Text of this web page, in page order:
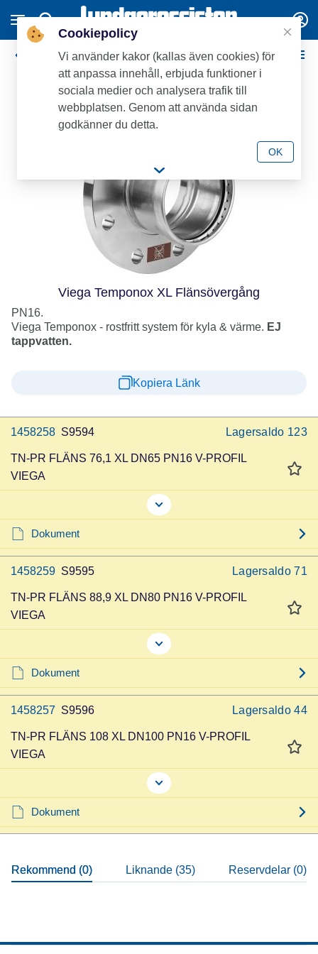
Viega Temponox pressdelar XL
Viega Temponox XL Flänsövergång
PN16.
Viega Temponox - rostfritt system för kyla & värme. EJ
tappvatten.
Kopiera Länk
1458258 S9594 Lagersaldo 123
TN-PR FLÄNS 76,1 XL DN65 PN16 V-PROFIL
VIEGA
Dokument
1458259 S9595 Lagersaldo 71
TN-PR FLÄNS 88,9 XL DN80 PN16 V-PROFIL
VIEGA
Dokument
1458257 S9596 Lagersaldo 44
TN-PR FLÄNS 108 XL DN100 PN16 V-PROFIL
VIEGA
Dokument
Rekommend (0) Liknande (35) Reservdelar (0)
Cookiepolicy
Vi använder kakor (kallas även cookies) för
att anpassa innehåll, erbjuda funktioner i
sociala medier och analysera trafik till
webbplatsen. Genom att använda sidan
godkänner du detta.
OK